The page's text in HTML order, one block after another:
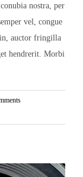
nostra, per
vel, congue
auctor fringilla
hendrerit. Morbi